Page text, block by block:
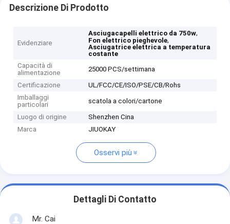
Descrizione Di Prodotto
Evidenziare
Asciugacapelli elettrico da 750w,
Fon elettrico pieghevole,
Asciugatrice elettrica a temperatura
costante
Capacità di
alimentazione
25000 PCS/settimana
Certificazione
UL/FCC/CE/ISO/PSE/CB/Rohs
Imballaggi
particolari
scatola a colori/cartone
Luogo di origine
Shenzhen Cina
Marca
JIUOKAY
Osservi più
Dettagli Di Contatto
Mr. Cai